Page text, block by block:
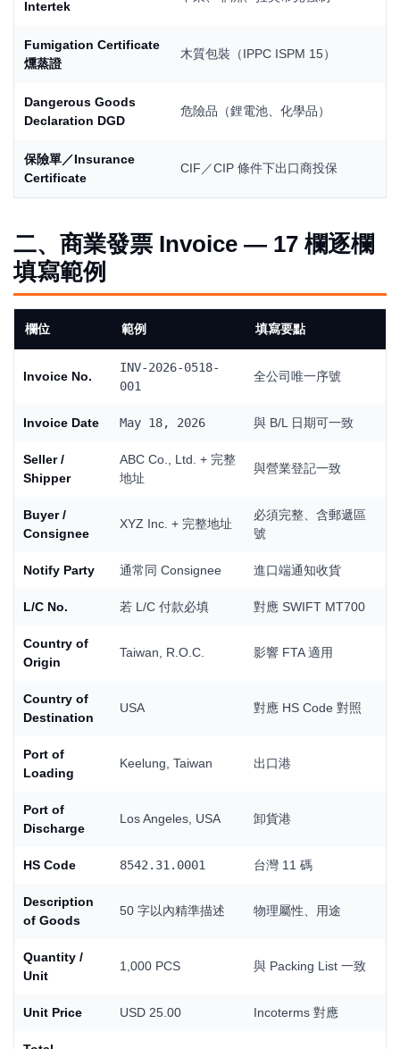
Intertek
Fumigation Certificate
燻蒸證
木質包裝（IPPC ISPM 15）
Dangerous Goods
Declaration DGD
危險品（鋰電池、化學品）
保險單／Insurance
Certificate
CIF／CIP 條件下出口商投保
二、商業發票 Invoice — 17 欄逐欄
填寫範例
欄位 範例 填寫要點
Invoice No.
INV-2026-0518-
001
全公司唯一序號
Invoice Date May 18, 2026 與 B/L 日期可一致
Seller /
Shipper
ABC Co., Ltd. + 完整
地址
與營業登記一致
Buyer /
Consignee
XYZ Inc. + 完整地址
必須完整、含郵遞區
號
Notify Party 通常同 Consignee 進口端通知收貨
L/C No. 若 L/C 付款必填 對應 SWIFT MT700
Country of
Origin
Taiwan, R.O.C. 影響 FTA 適用
Country of
Destination
USA 對應 HS Code 對照
Port of
Loading
Keelung, Taiwan 出口港
Port of
Discharge
Los Angeles, USA 卸貨港
HS Code 8542.31.0001 台灣 11 碼
Description
of Goods
50 字以內精準描述 物理屬性、用途
Quantity /
Unit
1,000 PCS 與 Packing List 一致
Unit Price USD 25.00 Incoterms 對應